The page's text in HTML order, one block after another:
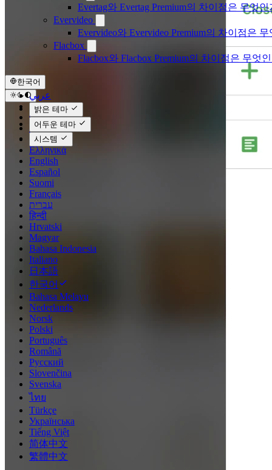
Evertag와 Evertag Premium의 차이점은 무엇인
Evervideo
Evervideo와 Evervideo Premium의 차이점은
Flacbox
Flacbox와 Flacbox Premium의 차이점은 무엇
한국어
عربي
Català
Čeština
Dansk
Deutsch
Ελληνικά
English
Español
Suomi
Français
עברית
हिन्दी
Hrvatski
Magyar
Bahasa Indonesia
Italiano
日本語
한국어
Bahasa Melayu
Nederlands
Norsk
Polski
Português
Română
Русский
Slovenčina
Svenska
ไทย
Türkçe
Українська
Tiếng Việt
简体中文
繁體中文
밝은 테마
어두운 테마
시스템